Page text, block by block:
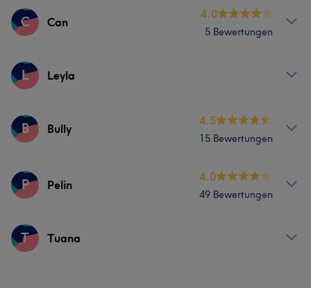
Services
C Can
4.0
5 Bewertungen
Services
L Leyla
Services
B Bully
4.5
15 Bewertungen
Services
P Pelin
4.0
49 Bewertungen
Services
T Tuana